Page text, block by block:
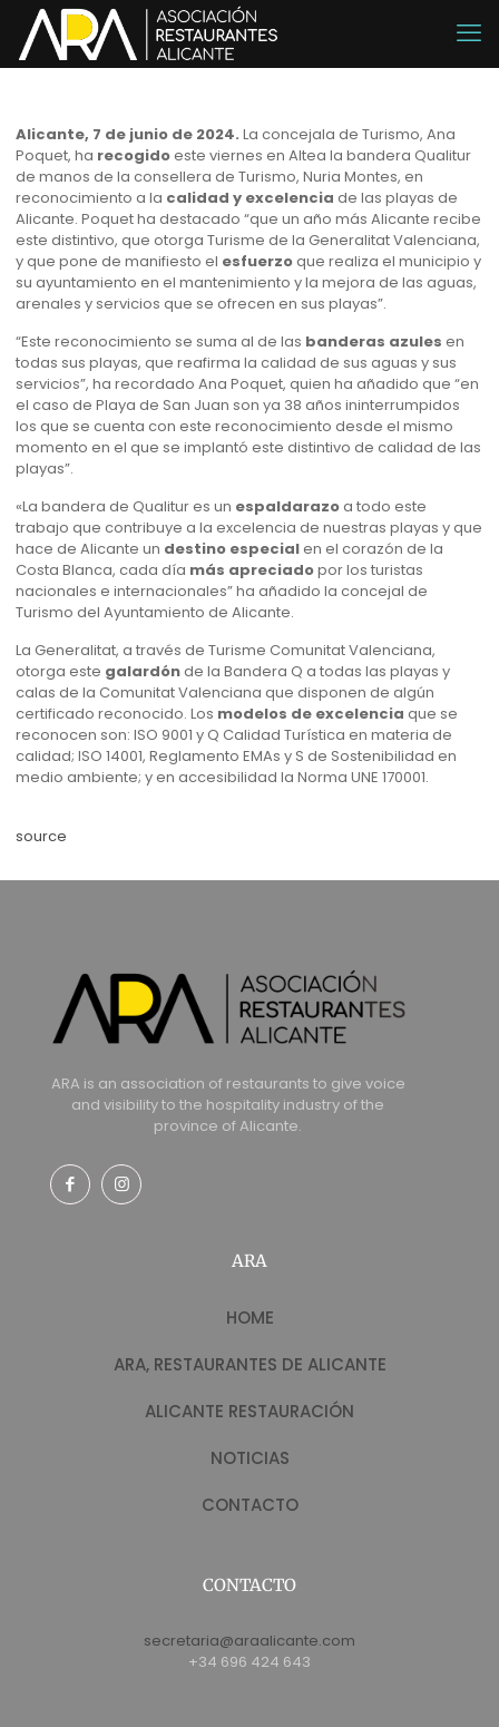
Alicante, 7 de junio de 2024.La concejala de Turismo, Ana
Poquet, ha recogidoeste viernes en Altea la bandera Qualitur
de manos de la consellera de Turismo, Nuria Montes, en
reconocimiento a la calidad y excelencia de las playas de
Alicante. Poquet ha destacado “que un año más Alicante recibe
este distintivo, que otorga Turisme de la Generalitat Valenciana,
y que pone de manifiesto el esfuerzoque realiza el municipio y
su ayuntamiento en el mantenimiento y la mejora de las aguas,
arenales y servicios que se ofrecen en sus playas”.
“Este reconocimiento se suma al de las banderas azules en
todas sus playas, que reafirma la calidad de sus aguas y sus
servicios”, ha recordado Ana Poquet, quien ha añadido que “en
el caso de Playa de San Juan son ya 38 años ininterrumpidos
los que se cuenta con este reconocimiento desde el mismo
momento en el que se implantó este distintivo de calidad de las
playas”.
«La bandera de Qualitur es un espaldarazoa todo este
trabajo que contribuye a la excelencia de nuestras playas y que
hace de Alicante un destino especialen el corazón de la
Costa Blanca, cada día más apreciadopor los turistas
nacionales e internacionales” ha añadido la concejal de
Turismo del Ayuntamiento de Alicante.
La Generalitat, a través de Turisme Comunitat Valenciana,
otorga este galardónde la Bandera Q a todas las playas y
calas de la Comunitat Valenciana que disponen de algún
certificado reconocido. Los modelos de excelencia que se
reconocen son: ISO 9001 y Q Calidad Turística en materia de
calidad; ISO 14001, Reglamento EMAs y S de Sostenibilidad en
medio ambiente; y en accesibilidad la Norma UNE 170001.
source
ARA is an association of restaurants to give voice
and visibility to the hospitality industry of the
province of Alicante.
ARA
HOME
ARA, RESTAURANTES DE ALICANTE
ALICANTE RESTAURACIÓN
NOTICIAS
CONTACTO
CONTACTO
secretaria@araalicante.com
+34 696 424 643